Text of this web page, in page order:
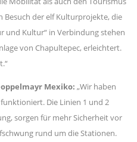
Besuch der elf Kulturprojekte, die
und Kultur“ in Verbindung stehen
von Chapultepec, erleichtert.
Mexiko: „Wir haben
Die Linien 1 und 2
sorgen für mehr Sicherheit vor
rund um die Stationen.